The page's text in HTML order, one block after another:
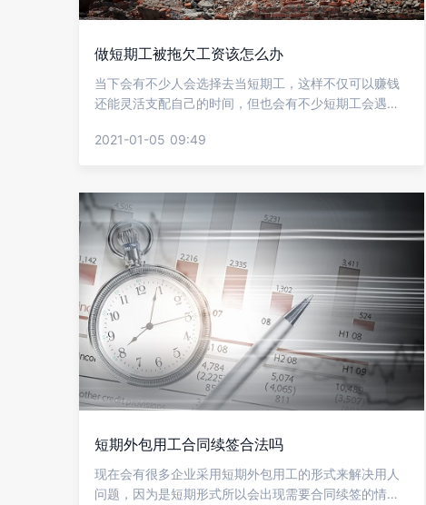
做短期工被拖欠工资该怎么办
当下会有不少人会选择去当短期工，这样不仅可以赚钱
还能灵活支配自己的时间，但也会有不少短期工会遇到
比大家也是都想知道做短期工被拖欠工资该怎么办?下面
2021-01-05 09:49
短期外包用工合同续签合法吗
现在会有很多企业采用短期外包用工的形式来解决用人
问题，因为是短期形式所以会出现需要合同续签的情